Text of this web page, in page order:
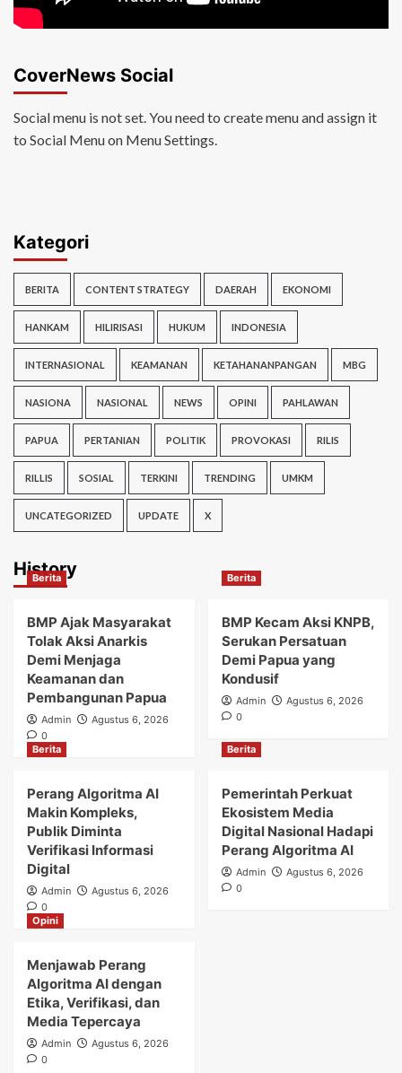
CoverNews Social
Social menu is not set. You need to create menu and assign it
to Social Menu on Menu Settings.
Kategori
BERITA CONTENT STRATEGY DAERAH EKONOMI
HANKAM HILIRISASI HUKUM INDONESIA
INTERNASIONAL KEAMANAN KETAHANANPANGAN MBG
NASIONA NASIONAL NEWS OPINI PAHLAWAN
PAPUA PERTANIAN POLITIK PROVOKASI RILIS
RILLIS SOSIAL TERKINI TRENDING UMKM
UNCATEGORIZED UPDATE X
History
Berita
BMP Ajak Masyarakat
Tolak Aksi Anarkis
Demi Menjaga
Keamanan dan
Pembangunan Papua
Admin
Agustus 6, 2026
0
Berita
BMP Kecam Aksi KNPB,
Serukan Persatuan
Demi Papua yang
Kondusif
Admin
Agustus 6, 2026
0
Berita
Perang Algoritma AI
Makin Kompleks,
Publik Diminta
Verifikasi Informasi
Digital
Admin
Agustus 6, 2026
0
Berita
Pemerintah Perkuat
Ekosistem Media
Digital Nasional Hadapi
Perang Algoritma AI
Admin
Agustus 6, 2026
0
Opini
Menjawab Perang
Algoritma AI dengan
Etika, Verifikasi, dan
Media Tepercaya
Admin
Agustus 6, 2026
0